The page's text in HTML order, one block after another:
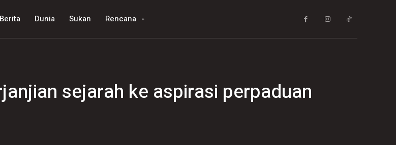
Berita Dunia Sukan Rencana
sejarah ke aspirasi perpaduan